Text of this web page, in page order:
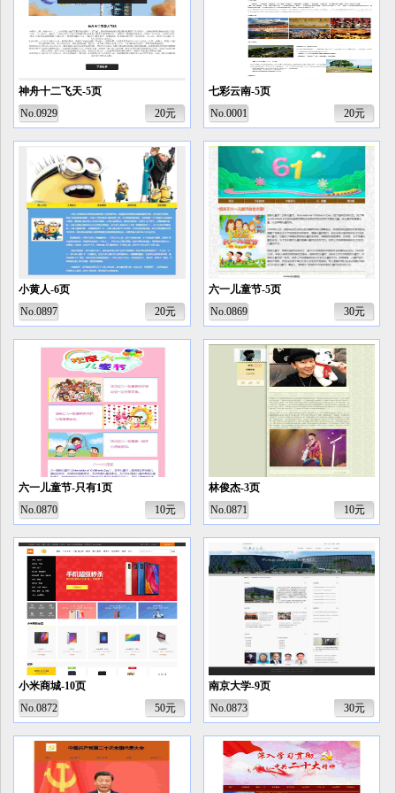
神舟十二飞天-5页
No.0929
20元
七彩云南-5页
No.0001
20元
小黄人-6页
No.0897
20元
六一儿童节-5页
No.0869
30元
六一儿童节-只有1页
No.0870
10元
林俊杰-3页
No.0871
10元
小米商城-10页
No.0872
50元
南京大学-9页
No.0873
30元